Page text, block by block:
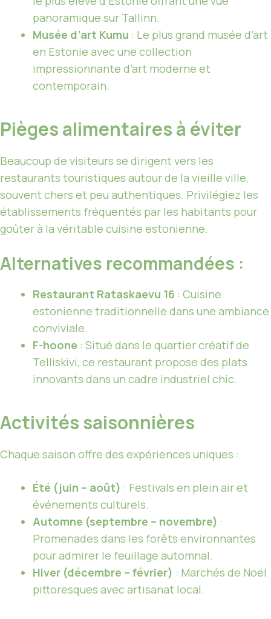
panoramique sur Tallinn.
Musée d’art Kumu : Le plus grand musée d’art
en Estonie avec une collection
impressionnante d’art moderne et
contemporain.
Pièges alimentaires à éviter
Beaucoup de visiteurs se dirigent vers les
restaurants touristiques autour de la vieille ville,
souvent chers et peu authentiques. Privilégiez les
établissements fréquentés par les habitants pour
goûter à la véritable cuisine estonienne.
Alternatives recommandées :
Restaurant Rataskaevu 16 : Cuisine
estonienne traditionnelle dans une ambiance
conviviale.
F-hoone : Situé dans le quartier créatif de
Telliskivi, ce restaurant propose des plats
innovants dans un cadre industriel chic.
Activités saisonnières
Chaque saison offre des expériences uniques :
Été (juin – août) : Festivals en plein air et
événements culturels.
Automne (septembre – novembre) :
Promenades dans les forêts environnantes
pour admirer le feuillage automnal.
Hiver (décembre – février) : Marchés de Noël
pittoresques avec artisanat local.